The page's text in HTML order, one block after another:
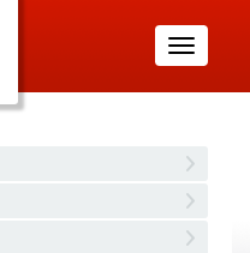
Toggle
navigation